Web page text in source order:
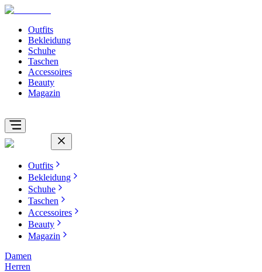
Outfits
Bekleidung
Schuhe
Taschen
Accessoires
Beauty
Magazin
Outfits
Bekleidung
Schuhe
Taschen
Accessoires
Beauty
Magazin
Damen
Herren